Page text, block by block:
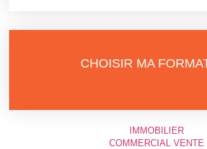
CHOISIR MA
IMMOBILIER
COMMERCIAL VENTE